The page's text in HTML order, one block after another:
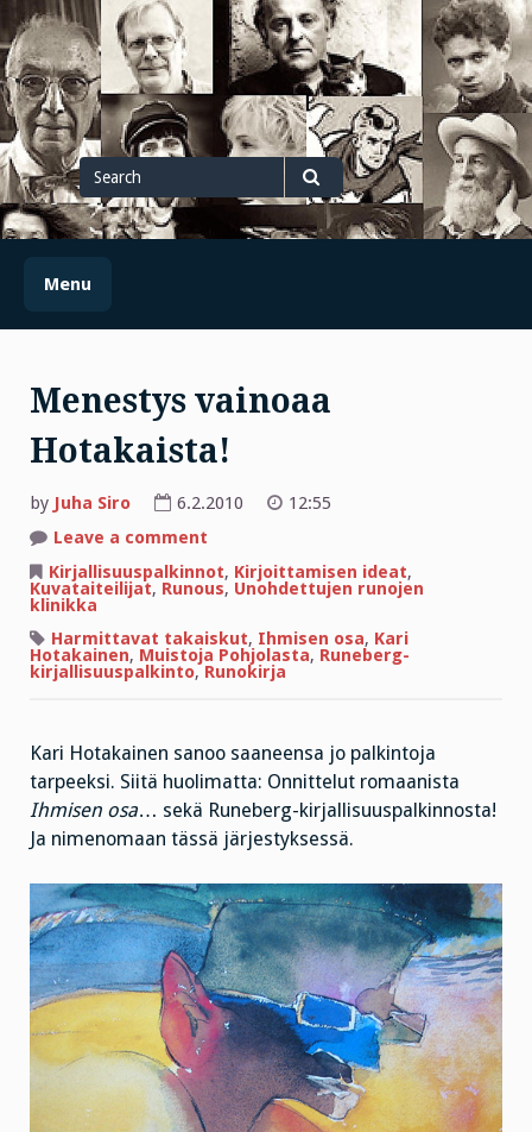
Skip
to
content
Search
for
Search
Menu
Menestys vainoaa
Hotakaista!
by Juha Siro 6.2.2010
12:55
Leave a comment
vainoaa
Hotakaista!
Kirjallisuuspalkinnot, Kirjoittamisen ideat,
Kuvataiteilijat, Runous, Unohdettujen runojen
klinikka
Harmittavat takaiskut, Ihmisen osa, Kari
Hotakainen, Muistoja Pohjolasta, Runeberg-
kirjallisuuspalkinto, Runokirja
Kari Hotakainen sanoo saaneensa jo palkintoja
tarpeeksi. Siitä huolimatta: Onnittelut romaanista
Ihmisen osa… sekä Runeberg-kirjallisuuspalkinnosta!
Ja nimenomaan tässä järjestyksessä.